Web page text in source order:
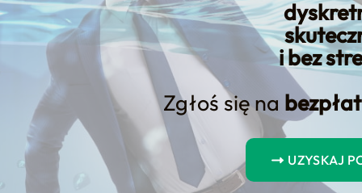
i bez
Zgłoś się na
UZYSKAJ
Zatwierdzenie pożyczki i